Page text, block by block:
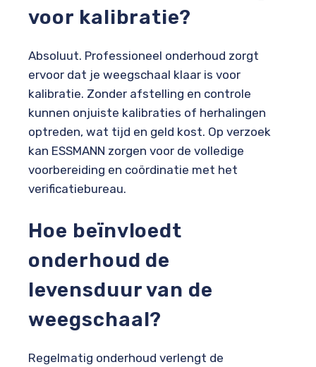
voor kalibratie?
Absoluut. Professioneel onderhoud zorgt
ervoor dat je weegschaal klaar is voor
kalibratie. Zonder afstelling en controle
kunnen onjuiste kalibraties of herhalingen
optreden, wat tijd en geld kost. Op verzoek
kan ESSMANN zorgen voor de volledige
voorbereiding en coördinatie met het
verificatiebureau.
Hoe beïnvloedt
onderhoud de
levensduur van de
weegschaal?
Regelmatig onderhoud verlengt de